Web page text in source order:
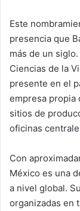
Este
presencia que
más de un
Ciencias de la
presente en el
empresa propia
sitios de
oficinas
Con
México es una
a nivel global.
organizadas en